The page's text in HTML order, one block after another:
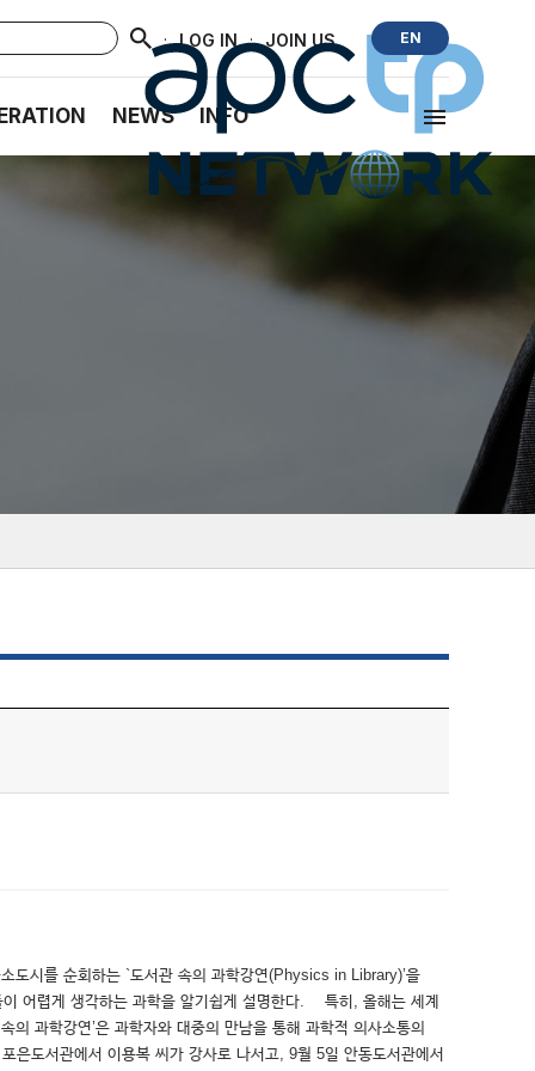
· LOG IN · JOIN US EN
NEWS INFO
도시를 순회하는 `도서관 속의 과학강연(Physics in Library)’을
어렵게 생각하는 과학을 알기쉽게 설명한다. 특히, 올해는 세계
과학강연’은 과학자와 대중의 만남을 통해 과학적 의사소통의
도서관에서 이용복 씨가 강사로 나서고, 9월 5일 안동도서관에서